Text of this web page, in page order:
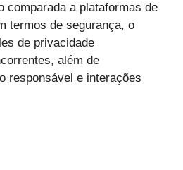
comparada a plataformas de
termos de segurança, o
de privacidade
além de
responsável e interações